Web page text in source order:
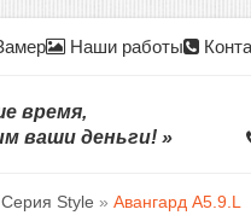
Наши работы
время,
ваши деньги! »
Серия Style » Авангард А5.9.L